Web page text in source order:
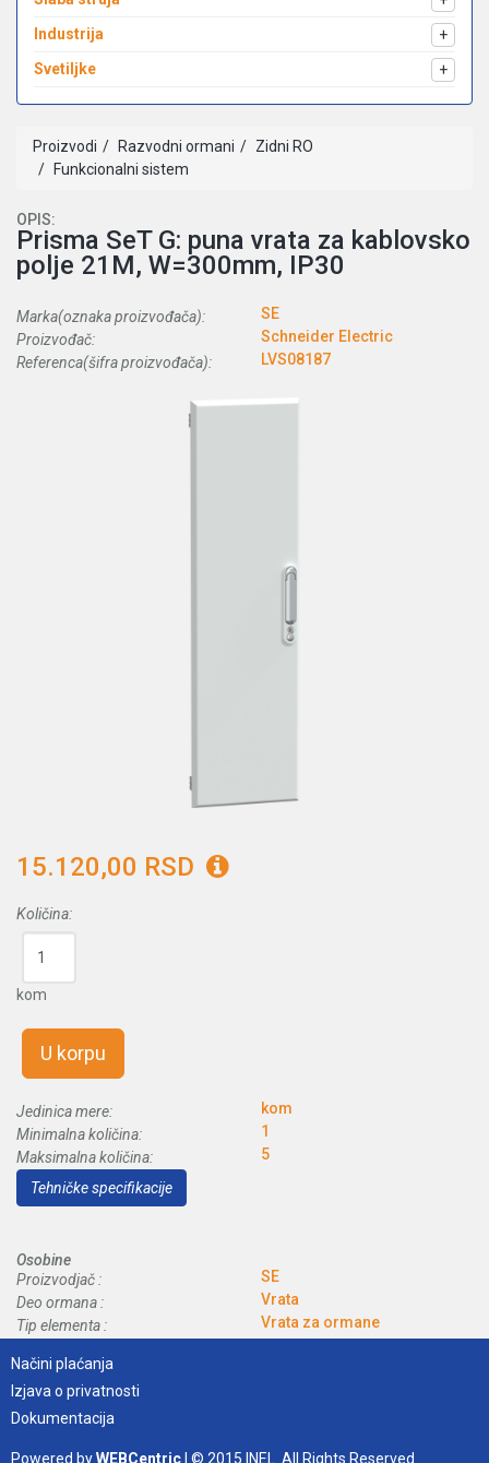
Industrija
+
Svetiljke
+
Proizvodi Razvodni ormani
Zidni RO
Funkcionalni sistem
OPIS:
Prisma SeT G: puna vrata za kablovsko
polje 21M, W=300mm, IP30
Marka(oznaka proizvođača):
SE
Proizvođač:
Schneider Electric
Referenca(šifra proizvođača):
LVS08187
15.120,00 RSD
Količina:
kom
U korpu
Jedinica mere:
kom
Minimalna količina:
1
Maksimalna količina:
5
Tehničke specifikacije
Osobine
Proizvodjač :
SE
Deo ormana :
Vrata
Tip elementa :
Vrata za ormane
Načini plaćanja
Izjava o privatnosti
Dokumentacija
Powered byWEBCentric| © 2015 INEL. All Rights Reserved.